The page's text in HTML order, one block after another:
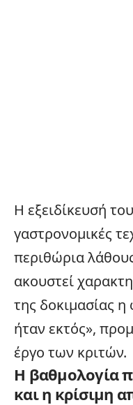
Η εξειδίκευσή
γαστρονομικές
περιθώρια
ακουστεί
της δοκιμασίας
ήταν εκτός»,
έργο των κριτών.
Η βαθμολογία
και η κρίσιμη